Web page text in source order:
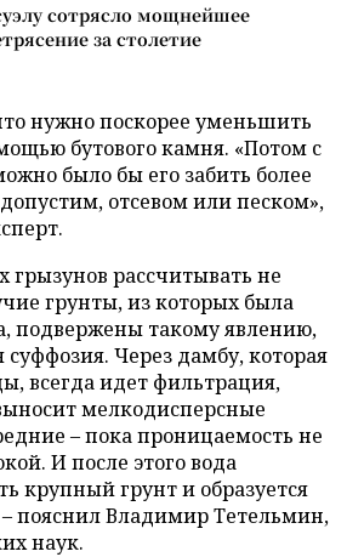
сотрясло мощнейшее
за столетие
нужно поскорее уменьшить
бутового камня. «Потом с
было бы его забить более
отсевом или песком»,
грызунов рассчитывать не
грунты, из которых была
подвержены такому явлению,
Через дамбу, которая
всегда идет фильтрация,
мелкодисперсные
– пока проницаемость не
И после этого вода
крупный грунт и образуется
пояснил Владимир Тетельмин,
наук.